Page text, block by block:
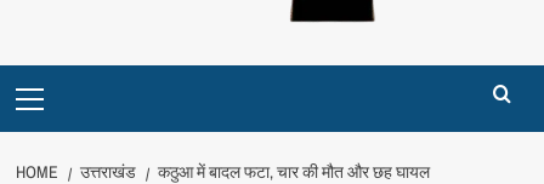
Menu
HOME उत्तराखंड कठुआ में बादल फटा, चार की मौत और छह घायल